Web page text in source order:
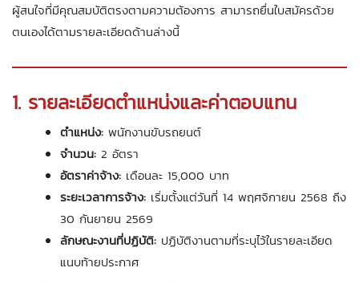
ผู้สนใจที่มีคุณสมบัติตรงตามความต้องการ สามารถยื่นใบสมัครด้วย
ตนเองได้ตามรายละเอียดด้านล่างนี้
1. รายละเอียดตำแหน่งและค่าตอบแทน
ตำแหน่ง: พนักงานขับรถยนต์
จำนวน: 2 อัตรา
อัตราค่าจ้าง: เดือนละ 15,000 บาท
ระยะเวลาการจ้าง: เริ่มตั้งแต่วันที่ 14 พฤศจิกายน 2568 ถึง
30 กันยายน 2569
ลักษณะงานที่ปฏิบัติ: ปฏิบัติงานตามที่ระบุไว้ในรายละเอียด
แนบท้ายประกาศ